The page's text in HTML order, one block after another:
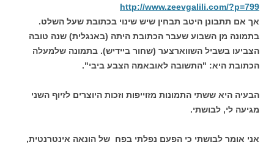
http://www.zeevgalili.com/?p=799
אך אם תתבונן היטב תבחין שיש שינוי בכתובת שעל השלט.
בתמונה מן השבוע שעבר הכתובת היתה (באנגלית) שנה טובה
הצביעו בשביל השווארצער (שחור ביידיש). בתמונה שלמעלה
הכתובת היא: "התשובה לאובאמה הצבע ביבי".
הבעיה היא ששתי התמונות מזוייפות וזכות היוצרים לזיוף השני
מגיעה לי, לבושתי.
אני אומר לבושתי כי הפעם נפלתי בפח של הונאה אינטרנטית,